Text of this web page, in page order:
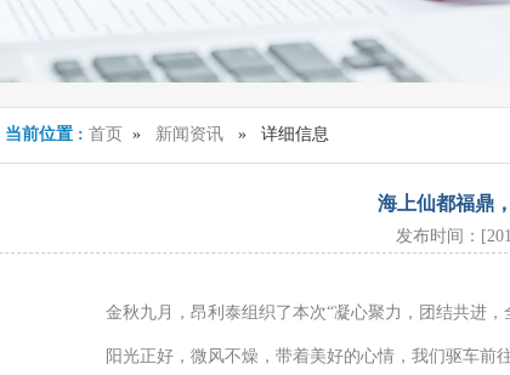
当前位置 : 首页 » 新闻资讯» 详细信息
海上仙都福鼎
发布时间：
金秋九月，昂利泰组织了本次“凝心聚力，团结共进，
阳光正好，微风不燥，带着美好的心情，我们驱车前